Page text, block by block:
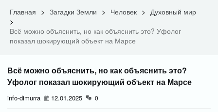
Главная > Загадки Земли > Человек > Духовный мир
>
Всё можно объяснить, но как объяснить это? Уфолог
показал шокирующий объект на Марсе
Всё можно объяснить, но как объяснить это?
Уфолог показал шокирующий объект на Марсе
info-dimurra 12.01.2025 0